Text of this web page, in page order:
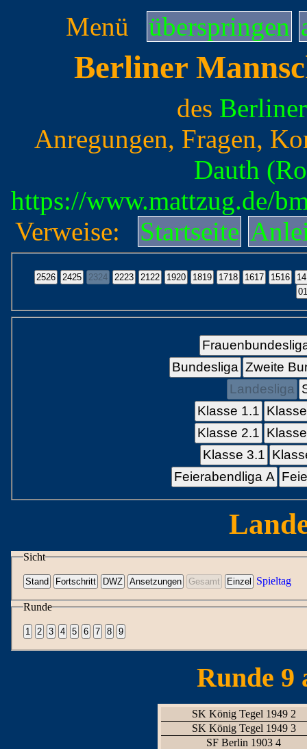
Menü überspringen
Berliner
des
Anregungen, Fragen,
Dauth
https://www.mattzug.de/
Verweise:
Startseite
Bundesliga Zweite
Landesliga
Klasse 1.1
Klasse 2.1
Klasse 3.1
Feierabendliga A
Sicht
Spieltag
Runde
Runde 9
SK König Tegel 1949 2
SK König Tegel 1949 3
SF Berlin 1903 4